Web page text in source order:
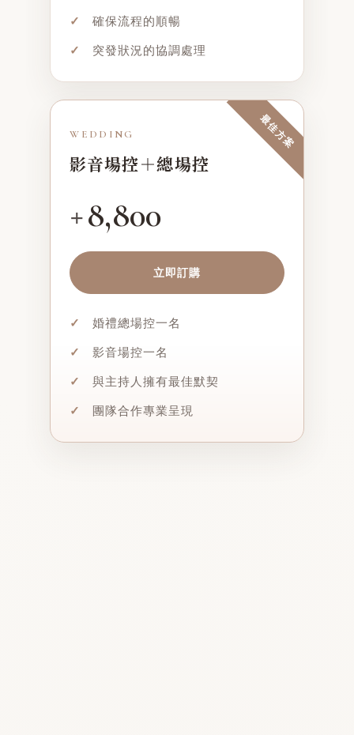
✓ 確保流程的順暢
✓ 突發狀況的協調處理
最佳方案
WEDDING
影音場控＋總場控
+8,800
立即訂購
✓ 婚禮總場控一名
✓ 影音場控一名
✓ 與主持人擁有最佳默契
✓ 團隊合作專業呈現